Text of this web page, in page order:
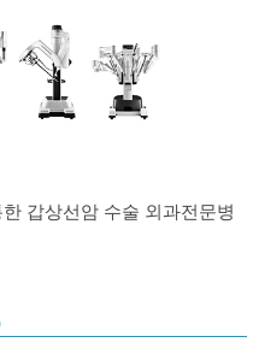
한 갑상선암 수술 외과전문병